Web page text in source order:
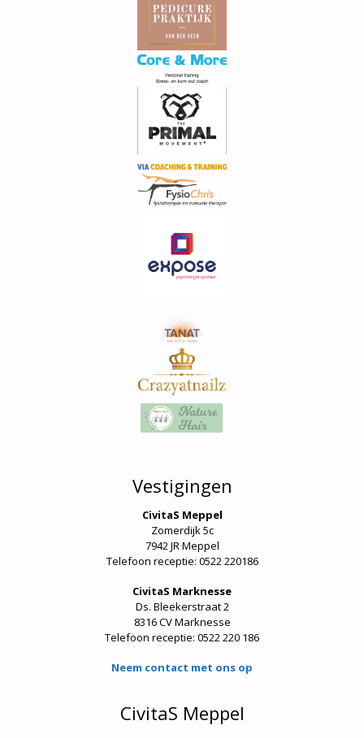
Vestigingen
CivitaS Meppel
Zomerdijk 5c
7942 JR Meppel
Telefoon receptie: 0522 220186
CivitaS Marknesse
Ds. Bleekerstraat 2
8316 CV Marknesse
Telefoon receptie: 0522 220 186
Neem contact met ons op
CivitaS Meppel